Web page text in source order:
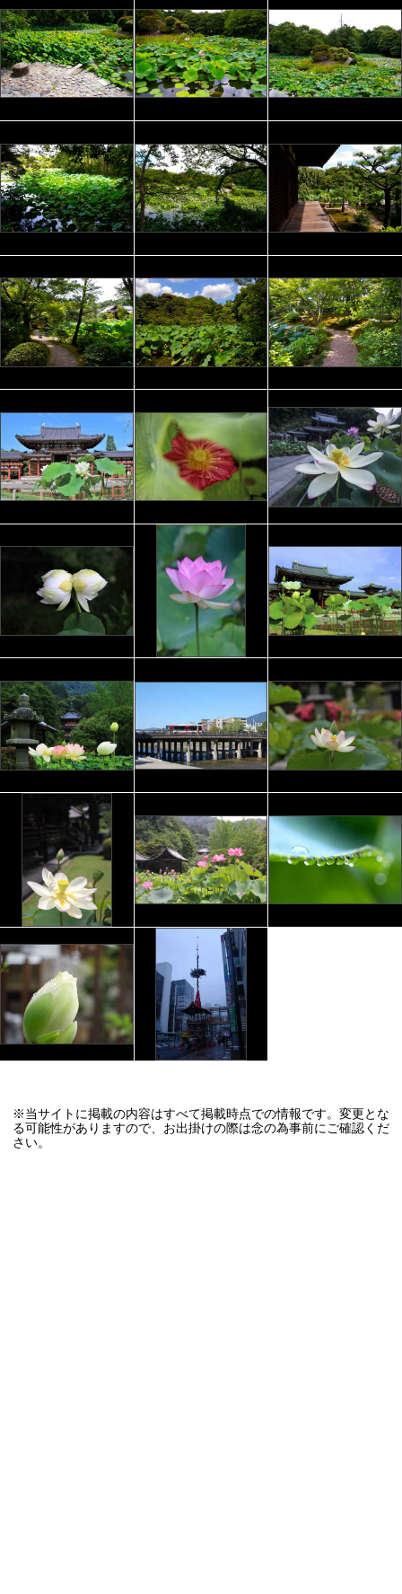
※当サイトに掲載の内容はすべて掲載時点での情報です。変更とな
る可能性がありますので、お出掛けの際は念の為事前にご確認くだ
さい。